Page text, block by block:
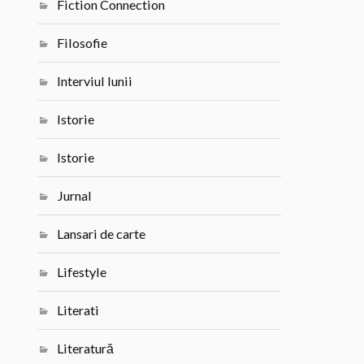
Fiction Connection
Filosofie
Interviul lunii
Istorie
Istorie
Jurnal
Lansari de carte
Lifestyle
Literati
Literatură